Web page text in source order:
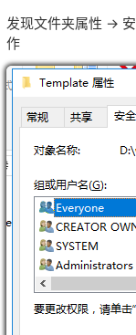
发现文件夹属性 →
作